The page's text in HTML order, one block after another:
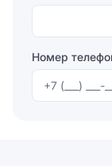
Номер